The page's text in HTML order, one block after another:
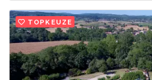
TOPKEUZE